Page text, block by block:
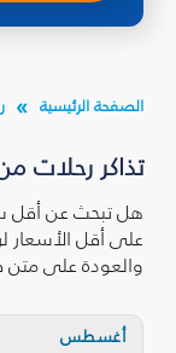
الصفحة الرئيسية
تذاكر رحلات
هل تبحث عن أقل
على أقل الأسعار
والعودة على
أغسطس